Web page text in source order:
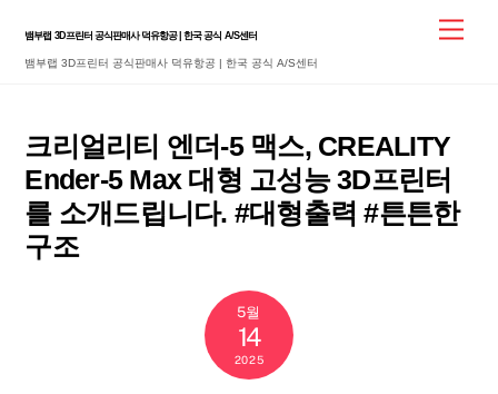
content
뱀부랩 3D프린터 공식판매사 덕유항공 | 한국 공식 A/S센터
뱀부랩 3D프린터 공식판매사 덕유항공 | 한국 공식 A/S센터
크리얼리티 엔더-5 맥스, CREALITY
Ender-5 Max 대형 고성능 3D프린터
를 소개드립니다. #대형출력 #튼튼한
구조
5월
14
2025